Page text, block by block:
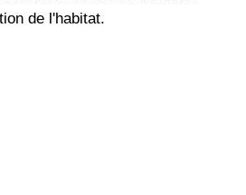
de l'habitat.